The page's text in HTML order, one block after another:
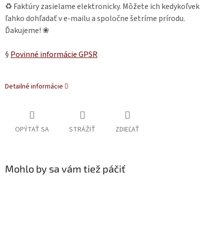
♻ Faktúry zasielame elektronicky. Môžete ich kedykoľvek
ľahko dohľadať v e-mailu a spoločne šetríme prírodu.
Ďakujeme! ❀
§ Povinné informácie GPSR
Detailné informácie
OPÝTAŤ SA STRÁŽIŤ ZDIEĽAŤ
Mohlo by sa vám tiež páčiť